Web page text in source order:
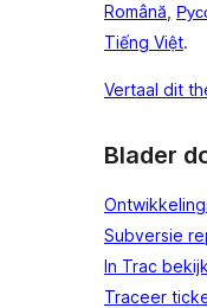
Română,
Tiếng Việt.
Vertaal dit
Blader
Subversie
In Trac
Traceer